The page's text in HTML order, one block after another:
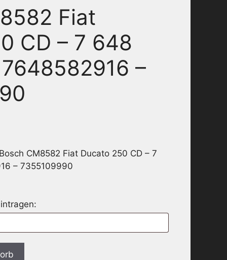
Fiat
CD – 7 648
–
CM8582 Fiat Ducato 250 CD – 7
– 7355109990